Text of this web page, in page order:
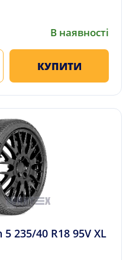
В наявності
КУПИТИ
235/40 R18 95V XL